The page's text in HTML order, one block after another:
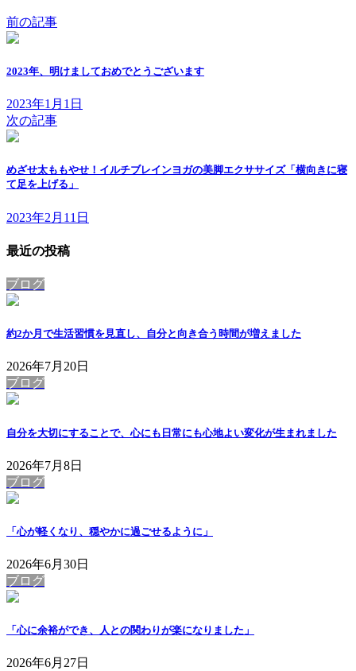
前の記事
2023年、明けましておめでとうございます
2023年1月1日
次の記事
めざせ太ももやせ！イルチブレインヨガの美脚エクササイズ「横向きに寝
て足を上げる」
2023年2月11日
最近の投稿
ブログ
約2か月で生活習慣を見直し、自分と向き合う時間が増えました
2026年7月20日
ブログ
自分を大切にすることで、心にも日常にも心地よい変化が生まれました
2026年7月8日
ブログ
「心が軽くなり、穏やかに過ごせるように」
2026年6月30日
ブログ
「心に余裕ができ、人との関わりが楽になりました」
2026年6月27日